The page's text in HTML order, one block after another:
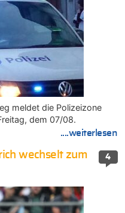
meldet die Polizeizone
dem 07/08.
....weiterlesen
4
wechselt zum